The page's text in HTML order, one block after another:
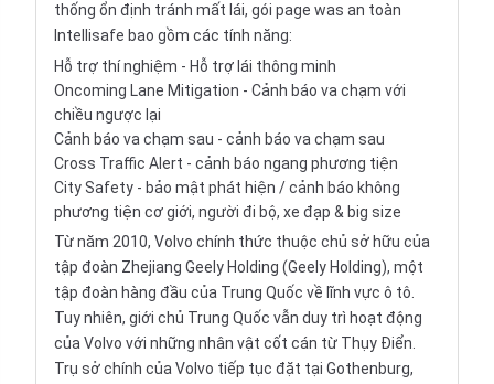
thống ổn định tránh mất lái, gói page was an toàn
Intellisafe bao gồm các tính năng:
Hỗ trợ thí nghiệm - Hỗ trợ lái thông minh
Oncoming Lane Mitigation - Cảnh báo va chạm với
chiều ngược lại
Cảnh báo va chạm sau - cảnh báo va chạm sau
Cross Traffic Alert - cảnh báo ngang phương tiện
City Safety - bảo mật phát hiện / cảnh báo không
phương tiện cơ giới, người đi bộ, xe đạp & big size
Từ năm 2010, Volvo chính thức thuộc chủ sở hữu của
tập đoàn Zhejiang Geely Holding (Geely Holding), một
tập đoàn hàng đầu của Trung Quốc về lĩnh vực ô tô.
Tuy nhiên, giới chủ Trung Quốc vẫn duy trì hoạt động
của Volvo với những nhân vật cốt cán từ Thụy Điển.
Trụ sở chính của Volvo tiếp tục đặt tại Gothenburg,